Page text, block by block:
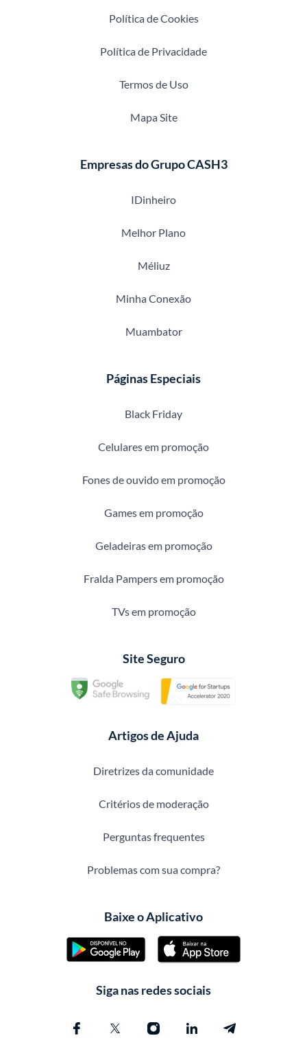
Política de Cookies
Política de Privacidade
Termos de Uso
Mapa Site
Empresas do Grupo CASH3
IDinheiro
Melhor Plano
Méliuz
Minha Conexão
Muambator
Páginas Especiais
Black Friday
Celulares em promoção
Fones de ouvido em promoção
Games em promoção
Geladeiras em promoção
Fralda Pampers em promoção
TVs em promoção
Site Seguro
Artigos de Ajuda
Diretrizes da comunidade
Critérios de moderação
Perguntas frequentes
Problemas com sua compra?
Baixe o Aplicativo
Siga nas redes sociais